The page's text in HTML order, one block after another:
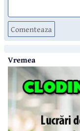
Comenteaza
Vremea